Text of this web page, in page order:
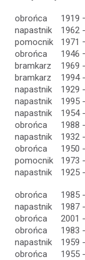
obrońca
1919
napastnik
1962
pomocnik
1971
obrońca
1946
bramkarz
1969
bramkarz
1994
napastnik
1929
napastnik
1995
napastnik
1954
obrońca
1988
napastnik
1932
obrońca
1950
pomocnik
1973
napastnik
1925
obrońca
1985
napastnik
1987
obrońca
2001
obrońca
1983
napastnik
1959
obrońca
1955